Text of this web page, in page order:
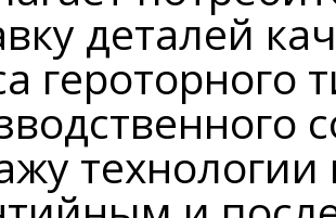
деталей
героторного
технологии